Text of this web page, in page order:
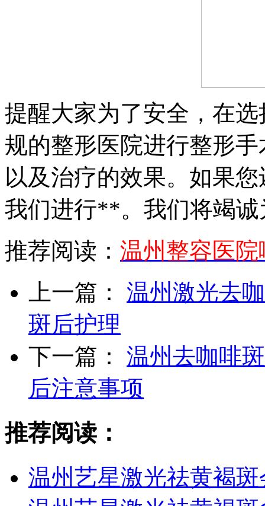
提醒大家为了安全，在
规的整形医院进行整形
以及治疗的效果。如果
我们进行**。我们将竭诚
推荐阅读： 温州整容医院
上一篇：
温州激光去
斑后护理
下一篇：
温州去咖啡
后注意事项
推荐阅读：
温州艺星激光祛黄褐